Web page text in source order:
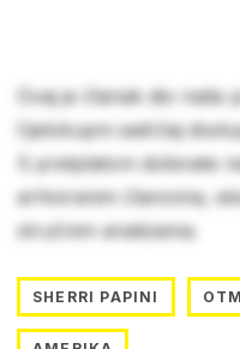
Ovaj je članak dio naše
Cjelokupni sadržaj
S pretplatom dobivate
arhiviranim člancima,
stručnim analizama.
SHERRI PAPINI